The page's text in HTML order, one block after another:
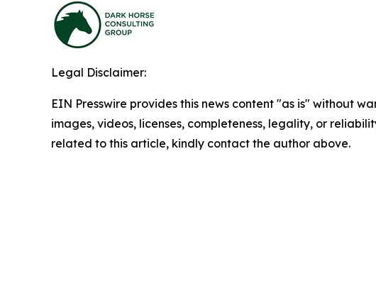
Legal Disclaimer:
EIN Presswire provides this news content "as is" without
images, videos, licenses, completeness, legality, or
related to this article, kindly contact the author above.